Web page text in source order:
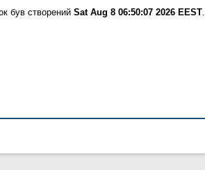
був створений Sat Aug 8 06:50:07 2026 EEST.